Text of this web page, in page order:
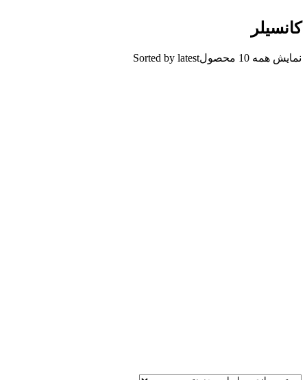
کانسیلر
نمایش همه 10 محصول Sorted by latest